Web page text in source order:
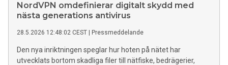
NordVPN omdefinierar digitalt skydd med
nästa generations antivirus
28.5.2026 12:48:02 CEST Pressmeddelande
Den nya inriktningen speglar hur hoten på nätet har
utvecklats bortom skadliga filer till nätfiske, bedrägerier,